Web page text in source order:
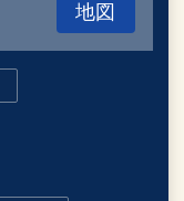
地図